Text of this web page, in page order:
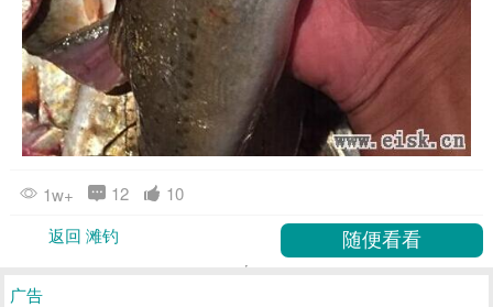
1w+ 12
10
返回 滩钓
广告